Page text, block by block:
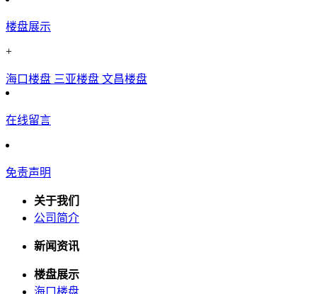
楼盘展示
+
海口楼盘 三亚楼盘 文昌楼盘
在线留言
免责声明
关于我们
公司简介
新闻资讯
楼盘展示
海口楼盘